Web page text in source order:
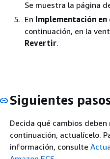
Se muestra la página
En Implementación en
continuación, en la
Revertir.
Siguientes
Decida qué cambios
continuación, actualícelo.
información, consulte